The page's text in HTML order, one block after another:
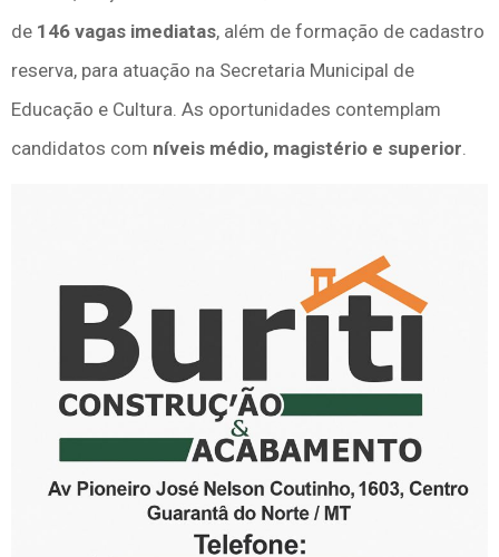
de 146 vagas imediatas, além de formação de cadastro
reserva, para atuação na Secretaria Municipal de
Educação e Cultura. As oportunidades contemplam
candidatos com níveis médio, magistério e superior